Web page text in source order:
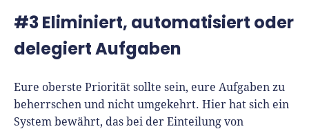
#3 Eliminiert, automatisiert oder
delegiert Aufgaben
Eure oberste Priorität sollte sein, eure Aufgaben zu
beherrschen und nicht umgekehrt. Hier hat sich ein
System bewährt, das bei der Einteilung von